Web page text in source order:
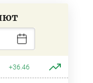
+36.46